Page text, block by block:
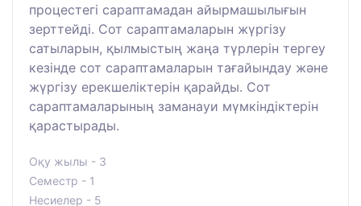
процестегі сараптамадан айырмашылығын
зерттейді. Сот сараптамаларын жүргізу
сатыларын, қылмыстың жаңа түрлерін тергеу
кезінде сот сараптамаларын тағайындау және
жүргізу ерекшеліктерін қарайды. Сот
сараптамаларының заманауи мүмкіндіктерін
қарастырады.
Оқу жылы - 3
Семестр - 1
Несиелер - 5